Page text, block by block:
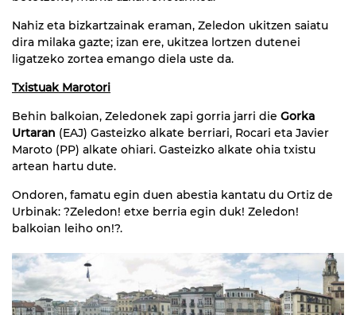
Nahiz eta bizkartzainak eraman, Zeledon ukitzen saiatu
dira milaka gazte; izan ere, ukitzea lortzen dutenei
ligatzeko zortea emango diela uste da.
Txistuak Marotori
Behin balkoian, Zeledonek zapi gorria jarri die Gorka
Urtaran (EAJ) Gasteizko alkate berriari, Rocari eta Javier
Maroto (PP) alkate ohiari. Gasteizko alkate ohia txistu
artean hartu dute.
Ondoren, famatu egin duen abestia kantatu du Ortiz de
Urbinak: ?Zeledon! etxe berria egin duk! Zeledon!
balkoian leiho on!?.